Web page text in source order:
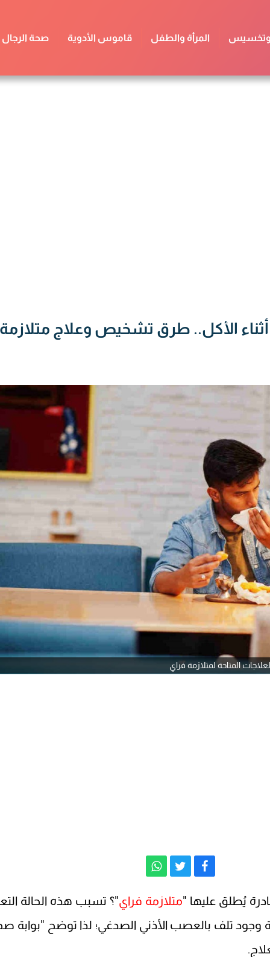
وتخسيس المرأة والطفل قاموس الأدوية صحة الرجال
الأكل.. طرق تشخيص وعلاج متلازمة
المتاحة لمتلازمة فراي
يُطلق عليها "متلازمة فراي"؟ تسبب هذه الحالة
وجود تلف بالعصب الأذني الصدغي؛ لذا توضح "بوابة